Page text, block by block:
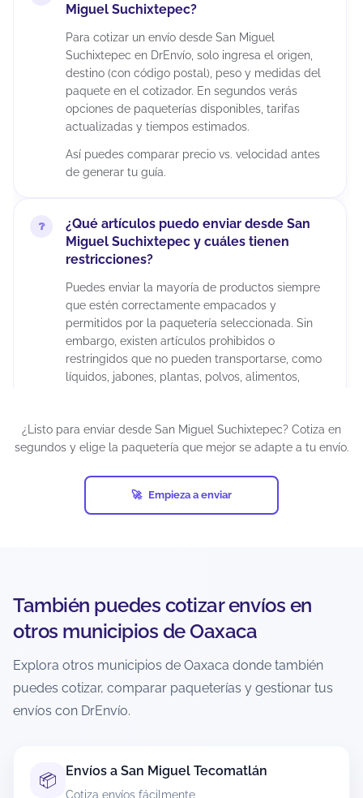
Miguel Suchixtepec?
Para cotizar un envío desde San Miguel
Suchixtepec en DrEnvío, solo ingresa el origen,
destino (con código postal), peso y medidas del
paquete en el cotizador. En segundos verás
opciones de paqueterías disponibles, tarifas
actualizadas y tiempos estimados.
Así puedes comparar precio vs. velocidad antes
de generar tu guía.
¿Qué artículos puedo enviar desde San
Miguel Suchixtepec y cuáles tienen
restricciones?
Puedes enviar la mayoría de productos siempre
que estén correctamente empacados y
permitidos por la paquetería seleccionada. Sin
embargo, existen artículos prohibidos o
restringidos que no pueden transportarse, como
líquidos, jabones, plantas, polvos, alimentos,
suplementos alimenticios, cápsulas, tabletas,
armas artificiales, restos humanos o animales,
lotería, cheques, obras de arte, antigüedades,
tarjetas de crédito activadas, productos pirata,
automáticamente. Además, cada empresa de
mensajería puede establecer restricciones
adicionales, por lo que es responsabilidad del
la guía.
Sí, muchas paqueterías ofrecen recolección a
domicilio en San Miguel Suchixtepec, pero
¿Listo para enviar desde San Miguel Suchixtepec? Cotiza en
segundos y elige la paquetería que mejor se adapte a tu envío.
Empieza a enviar
También puedes cotizar envíos en
otros municipios de Oaxaca
Explora otros municipios de Oaxaca donde también
puedes cotizar, comparar paqueterías y gestionar tus
envíos con DrEnvío.
📦 Envíos a San Miguel Tecomatlán
Cotiza envíos fácilmente